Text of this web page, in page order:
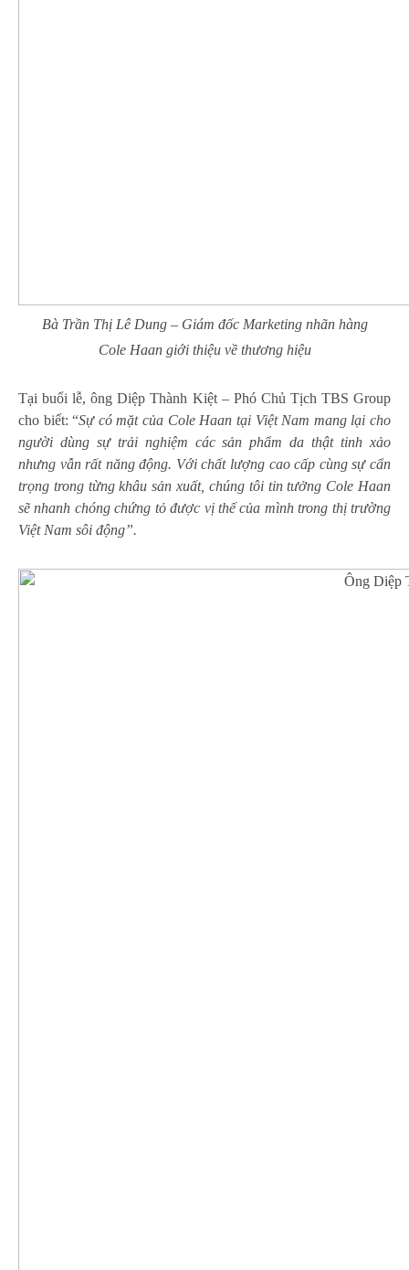
Bà Trần Thị Lê Dung – Giám đốc Marketing nhãn hàng
Cole Haan giới thiệu về thương hiệu
Tại buổi lễ, ông Diệp Thành Kiệt – Phó Chủ Tịch TBS Group
cho biết: “Sự có mặt của Cole Haan tại Việt Nam mang lại cho
người dùng sự trải nghiệm các sản phẩm da thật tinh xảo
nhưng vẫn rất năng động. Với chất lượng cao cấp cùng sự cẩn
trọng trong từng khâu sản xuất, chúng tôi tin tưởng Cole Haan
sẽ nhanh chóng chứng tỏ được vị thế của mình trong thị trường
Việt Nam sôi động”.